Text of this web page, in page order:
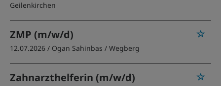
Geilenkirchen
ZMP (m/w/d)
12.07.2026 / Ogan Sahinbas / Wegberg
Zahnarzthelferin (m/w/d)